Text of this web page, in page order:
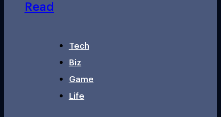
Read
Tech
Biz
Game
Life